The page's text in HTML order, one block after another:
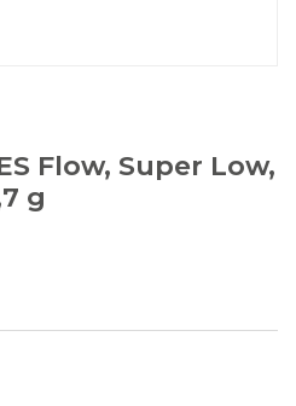
Flow, Super Low,
g